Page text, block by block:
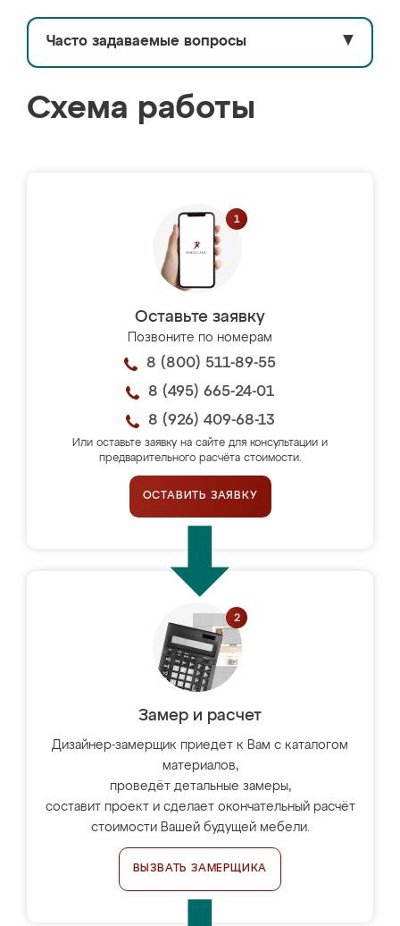
Часто задаваемые вопросы ▼
Схема работы
Оставьте заявку
Позвоните по номерам
8 (800) 511-89-55
8 (495) 665-24-01
8 (926) 409-68-13
Или оставьте заявку на сайте для консультации и
предварительного расчёта стоимости.
ОСТАВИТЬ ЗАЯВКУ
Замер и расчет
Дизайнер-замерщик приедет к Вам с каталогом
материалов,
проведёт детальные замеры,
составит проект и сделает окончательный расчёт
стоимости Вашей будущей мебели.
ВЫЗВАТЬ ЗАМЕРЩИКА